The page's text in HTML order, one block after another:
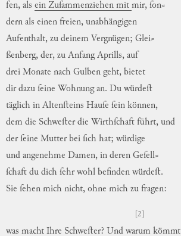
fen, als ein Zuſammenziehen mit mir, ſon⸗
dern als einen freien, unabhängigen
Aufenthalt, zu deinem Vergnügen; Glei⸗
ßenberg, der, zu Anfang Aprills, auf
drei Monate nach Gulben geht, bietet
dir dazu ſeine Wohnung an. Du würdeſt
täglich in Altenſteins Hauſe ſein können,
dem die Schweſter die Wirthſchaft führt, und
der ſeine Mutter bei ſich hat; würdige
und angenehme Damen, in deren Geſell⸗
ſchaft du dich ſehr wohl befinden würdeſt.
Sie ſehen mich nicht, ohne mich zu fragen:
[2]
was macht Ihre Schweſter? Und warum kömmt